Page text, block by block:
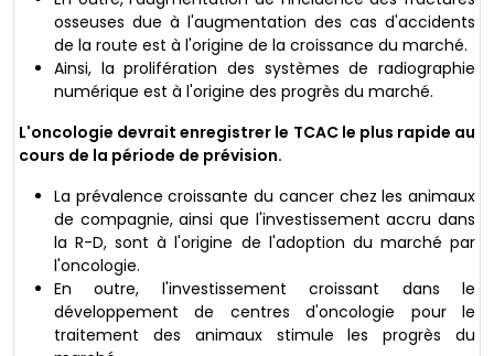
osseuses due à l'augmentation des cas d'accidents
de la route est à l'origine de la croissance du marché.
Ainsi, la prolifération des systèmes de radiographie
numérique est à l'origine des progrès du marché.
L'oncologie devrait enregistrer le TCAC le plus rapide au
cours de la période de prévision.
La prévalence croissante du cancer chez les animaux
de compagnie, ainsi que l'investissement accru dans
la R-D, sont à l'origine de l'adoption du marché par
l'oncologie.
En outre, l'investissement croissant dans le
développement de centres d'oncologie pour le
traitement des animaux stimule les progrès du